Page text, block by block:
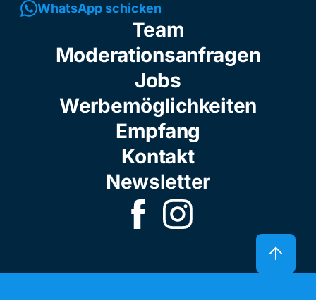
WhatsApp schicken
Team
Moderationsanfragen
Jobs
Werbemöglichkeiten
Empfang
Kontakt
Newsletter